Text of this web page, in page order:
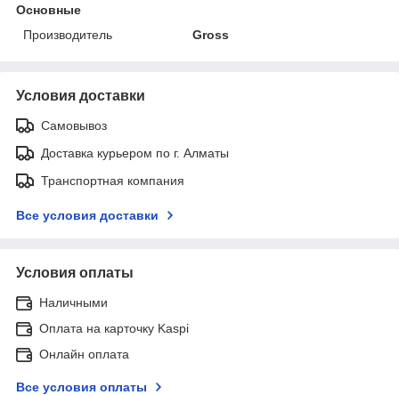
Основные
Производитель
Gross
Условия доставки
Самовывоз
Доставка курьером по г. Алматы
Транспортная компания
Все условия доставки
Условия оплаты
Наличными
Оплата на карточку Kaspi
Онлайн оплата
Все условия оплаты